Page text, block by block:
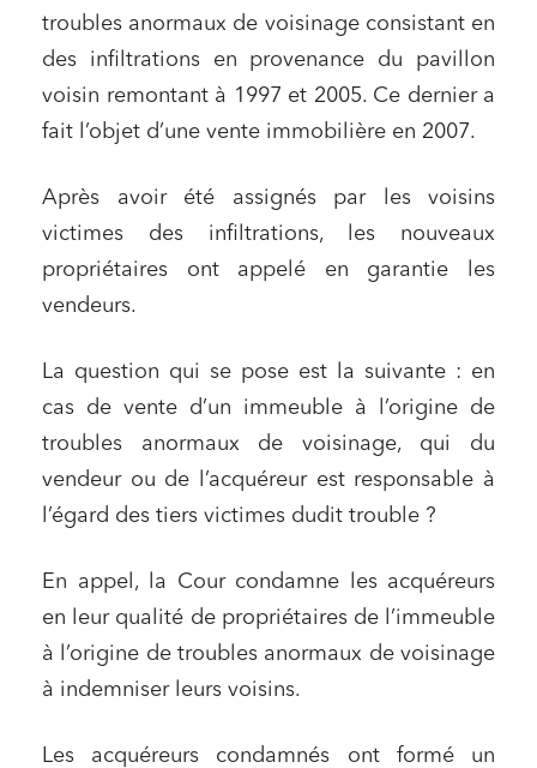
troubles anormaux de voisinage consistant en
des infiltrations en provenance du pavillon
voisin remontant à 1997 et 2005. Ce dernier a
fait l’objet d’une vente immobilière en 2007.
Après avoir été assignés par les voisins
victimes des infiltrations, les nouveaux
propriétaires ont appelé en garantie les
vendeurs.
La question qui se pose est la suivante : en
cas de vente d’un immeuble à l’origine de
troubles anormaux de voisinage, qui du
vendeur ou de l’acquéreur est responsable à
l’égard des tiers victimes dudit trouble ?
En appel, la Cour condamne les acquéreurs
en leur qualité de propriétaires de l’immeuble
à l’origine de troubles anormaux de voisinage
à indemniser leurs voisins.
Les acquéreurs condamnés ont formé un